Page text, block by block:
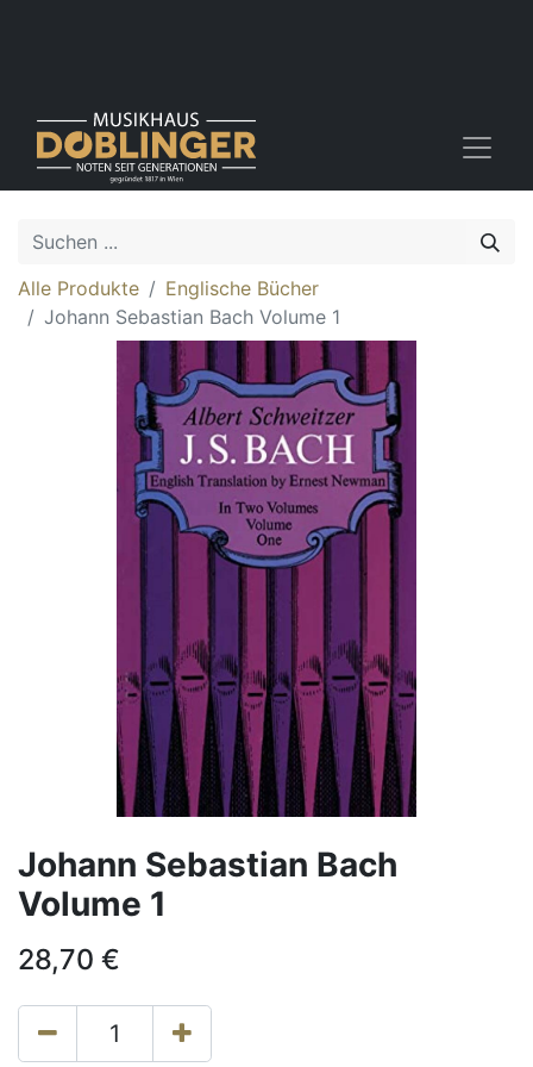
Alle Produkte
Englische Bücher
Johann Sebastian Bach Volume 1
Johann Sebastian Bach
Volume 1
28,70 €